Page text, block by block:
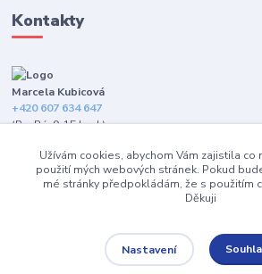
Kontakty
Marcela Kubicová
+420 607 634 647
(Po-Pá, 9-15 hod.)
info@happybarefeet.cz
Užívám cookies, abychom Vám zajistila co
použití mých webových stránek. Pokud
mé stránky předpokládám, že s použitím
Děkuji
Nastavení